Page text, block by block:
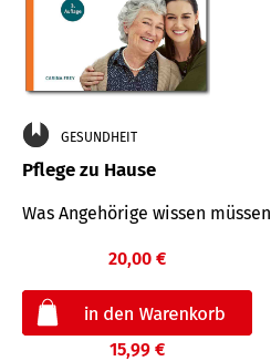
GESUNDHEIT
Pflege zu Hause
Was Angehörige wissen müssen
20,00 €
15,99 €